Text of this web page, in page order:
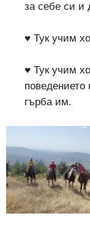
за себе си и
♥ Тук учим
♥ Тук учим
поведението
гърба им.